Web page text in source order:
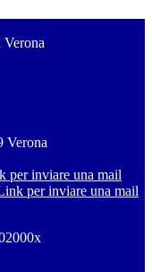
Verona
per inviare una mail
per inviare una mail